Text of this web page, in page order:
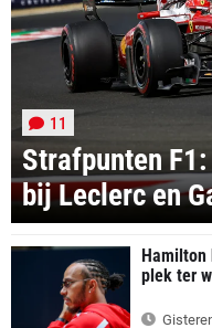
Strafpunten
bij Leclerc en
11
Hamilton
plek ter